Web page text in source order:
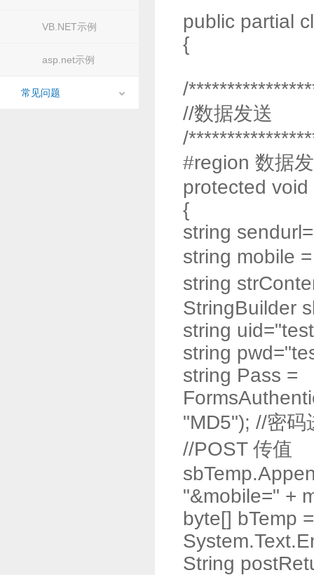
VB.NET示例
asp.net示例
常见问题
public partial
{
/
//数据发送
/
#region 数据
protected void
{
string
string mobile
string
StringBuilder
string
string
string Pass =
"MD5"); //密码
//POST 传值
"&mobile=" +
byte[] bTemp =
String